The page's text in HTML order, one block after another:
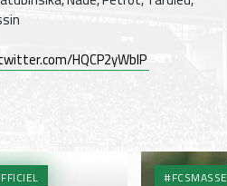
HQCP2yWbIP
#FCSMASSE